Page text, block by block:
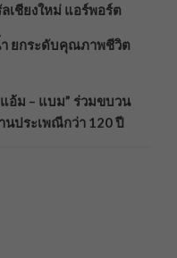
เชียงใหม่ แอร์พอร์ต
ยกระดับคุณภาพชีวิต
แอ้ม – แบม” ร่วมขบวน
นประเพณีกว่า 120 ปี